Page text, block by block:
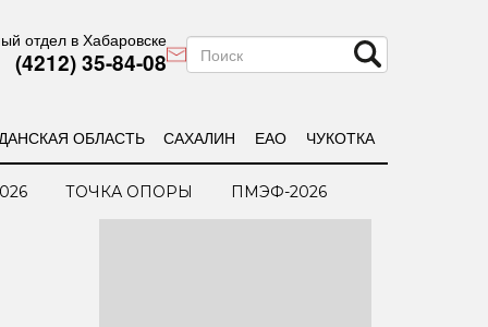
отдел в Хабаровске
(4212) 35-84-08
ОБЛАСТЬ САХАЛИН ЕАО ЧУКОТКА
ТОЧКА ОПОРЫ ПМЭФ-2026